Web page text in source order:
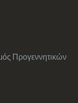
Προγεννητικών